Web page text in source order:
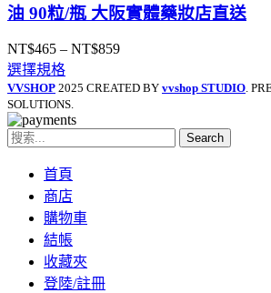
油 90粒/瓶 大阪實體藥妝店直送
NT$465 – NT$859價
範
選擇規格
VVSHOP 2025 CREATED BY vvshop STUDIO .
SOLUTIONS.
Search
首頁
商店
購物車
結帳
收藏夾
登陸/註冊